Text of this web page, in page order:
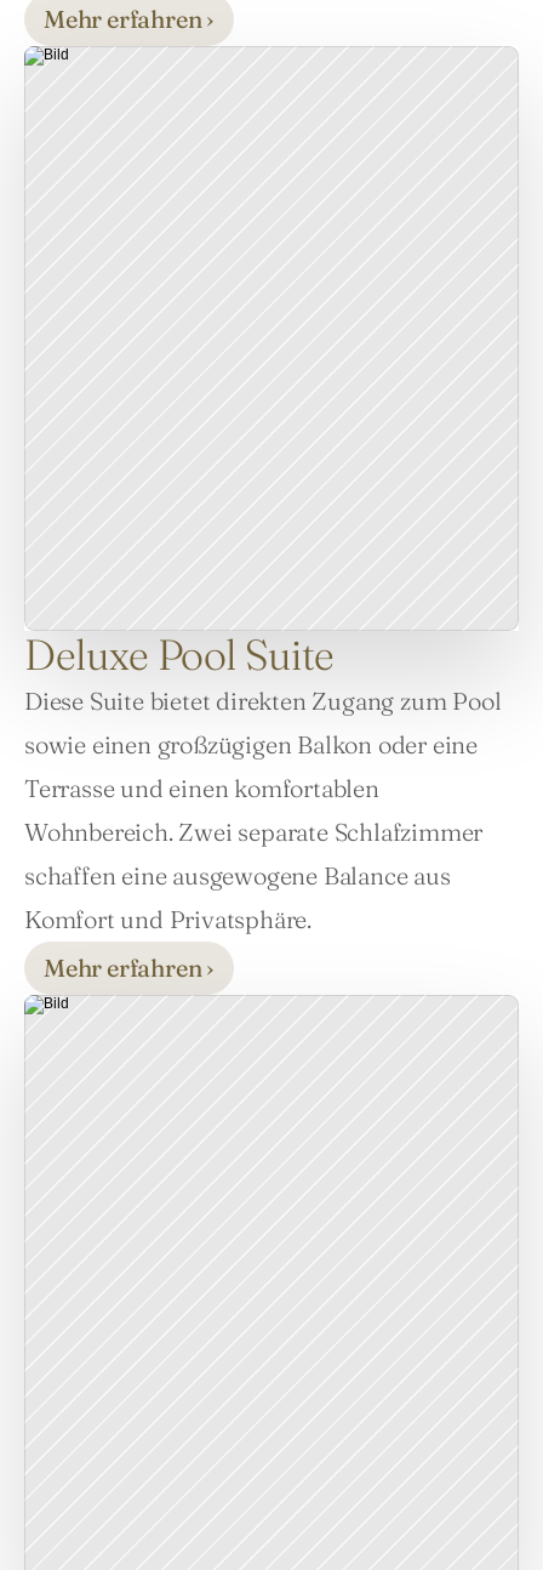
Mehr erfahren ›
Deluxe Pool Suite
Diese Suite bietet direkten Zugang zum Pool
sowie einen großzügigen Balkon oder eine
Terrasse und einen komfortablen
Wohnbereich. Zwei separate Schlafzimmer
schaffen eine ausgewogene Balance aus
Mehr erfahren ›